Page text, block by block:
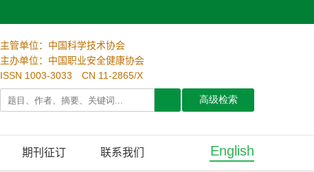
主管单位：中国科学技术协会
主办单位：中国职业安全健康协会
ISSN 1003-3033 CN 11-2865/X
期刊征订 联系我们 English